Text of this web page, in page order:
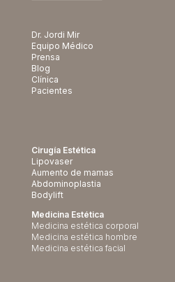
Dr. Jordi Mir
Equipo Médico
Prensa
Blog
Clínica
Pacientes
Cirugía Estética
Lipovaser
Aumento de mamas
Abdominoplastia
Bodylift
Medicina Estética
Medicina estética corporal
Medicina estética hombre
Medicina estética facial